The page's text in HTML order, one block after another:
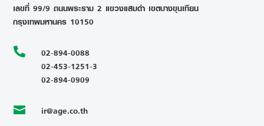
เลขที่ 99/9 ถนนพระราม 2 แขวงแสมดำ เขตบางขุนเทียน
กรุงเทพมหานคร 10150

02-894-0088
02-453-1251-3
02-894-0909
 ir@age.co.th